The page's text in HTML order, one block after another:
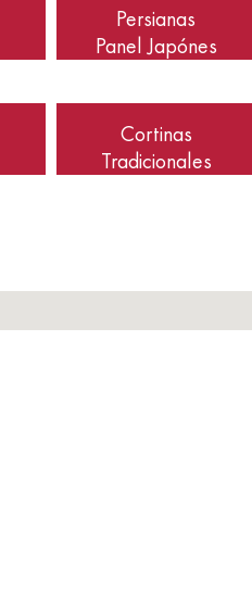
Persianas
Panel Japónes
Cortinas
Tradicionales